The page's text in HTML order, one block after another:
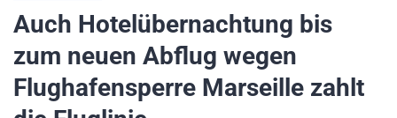
Auch Hotelübernachtung bis
zum neuen Abflug wegen
Flughafensperre Marseille zahlt